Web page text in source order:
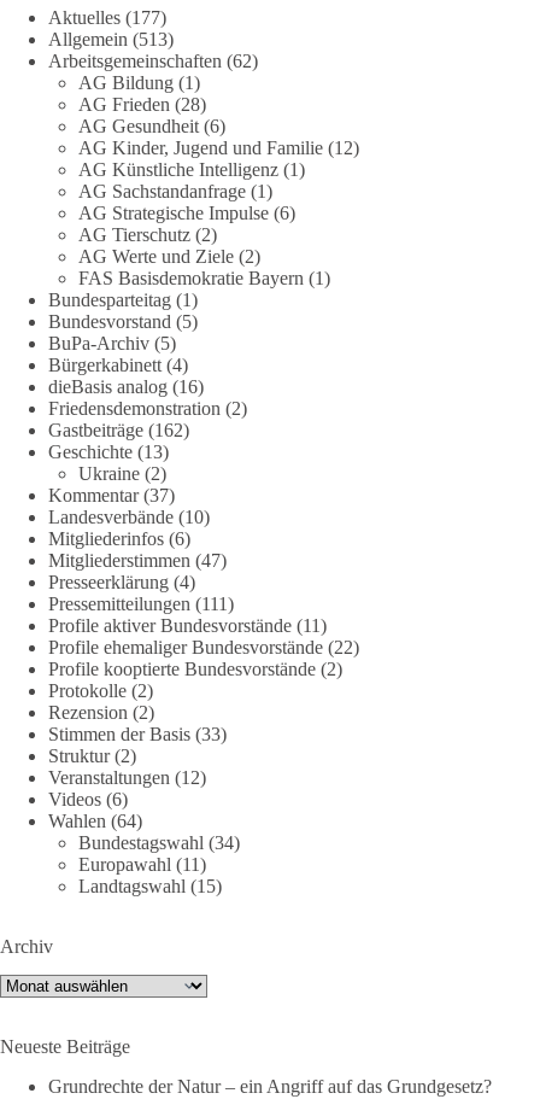
Stimmen der dieBasis – heute mit dem „Demokratie-Bestatter“
Die Energiewende ist bisher kein Erfolg, sondern ein teures,
ineffizientes Unterfangen. Dies belegt eine Auswertung der
NZZ, wonach die Energiewende den Strom nicht billiger,
sondern teurer gemacht hat.
Quelle:
https://www.nzz.ch/der-andere-blick/fehlschlag-
energiewende-warum-deutschland-trotz-rekordausbau-von-
wind-und-sonnenkraft-weniger-strom-erzeugt-ld.10006607
🟩🟩🟦🟦🟥🟥🟧🟧
„Wir brauchen dringend wettbewerbsfähige Energiepreise und
eine ideologiefreie Diskussion“, meint der Demokratie-
Bestatter.
Wie siehst du das?
🤝 Jetzt Politik für die Menschen mitgestalten:
https://diebasis.de/mitgliedschaft/
#dieBasis #energiewende #strompreise
40 7 Auf Facebook ansehen
DieBasis
2 Tage(n) zuvor
⚡️ NATO-Gipfel in Ankara: Kriegskonferenz statt
Friedensgipfel!?
Anfang Juli 2026 trafen sich 32 Bündnisstaaten sowie deren
Staats- und Regierungschefs zum NATO-Gipfel in der Türkei.
Verteidigungsbündnis der Welt und ein Garant für Sicherheit.
Die Gipfelerklärung liest sich jedoch wie ein Protokoll einer
Neue Milliardenhilfen für die Ukraine, neue Verpflichtungen
für Europa, gigantische Rüstungsdeals, Ausbau der
Aktuelles (177)
Allgemein (513)
Arbeitsgemeinschaften (62)
AG Bildung (1)
AG Frieden (28)
AG Gesundheit (6)
AG Kinder, Jugend und Familie (12)
AG Künstliche Intelligenz (1)
AG Sachstandanfrage (1)
AG Strategische Impulse (6)
AG Tierschutz (2)
AG Werte und Ziele (2)
FAS Basisdemokratie Bayern (1)
Bundesparteitag (1)
Bundesvorstand (5)
BuPa-Archiv (5)
Bürgerkabinett (4)
dieBasis analog (16)
Friedensdemonstration (2)
Gastbeiträge (162)
Geschichte (13)
Ukraine (2)
Kommentar(37)
Landesverbände (10)
Mitgliederinfos (6)
Mitgliederstimmen (47)
Presseerklärung (4)
Pressemitteilungen (111)
Profile aktiver Bundesvorstände (11)
Profile ehemaliger Bundesvorstände (22)
Profile kooptierte Bundesvorstände (2)
Protokolle (2)
Rezension (2)
Stimmen der Basis (33)
Struktur(2)
Veranstaltungen (12)
Videos (6)
Wahlen (64)
Bundestagswahl (34)
Europawahl (11)
Landtagswahl (15)
Archiv
Archiv
Neueste Beiträge
Grundrechte der Natur – ein Angriff auf das Grundgesetz?